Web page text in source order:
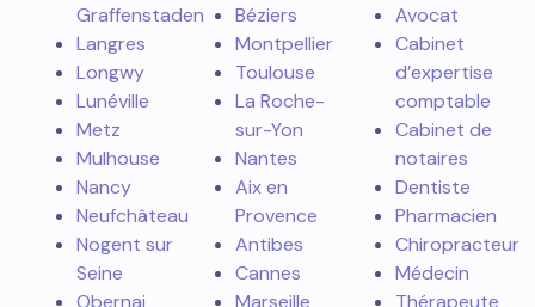
Graffenstaden
Langres
Longwy
Lunéville
Metz
Mulhouse
Nancy
Neufchâteau
Nogent sur
Seine
Obernai
Béziers
Montpellier
Toulouse
La Roche-
sur-Yon
Nantes
Aix en
Provence
Antibes
Cannes
Marseille
Avocat
Cabinet
d’expertise
comptable
Cabinet de
notaires
Dentiste
Pharmacien
Chiropracteur
Médecin
Thérapeute